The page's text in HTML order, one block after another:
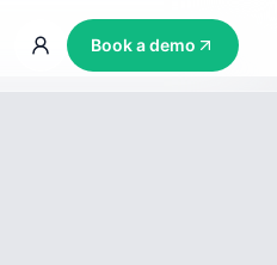
Book a demo